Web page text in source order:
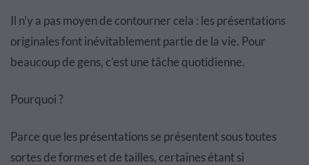
Il n'y a pas moyen de contourner cela : les présentations
originales font inévitablement partie de la vie. Pour
beaucoup de gens, c'est une tâche quotidienne.
Pourquoi ?
Parce que les présentations se présentent sous toutes
sortes de formes et de tailles, certaines étant si